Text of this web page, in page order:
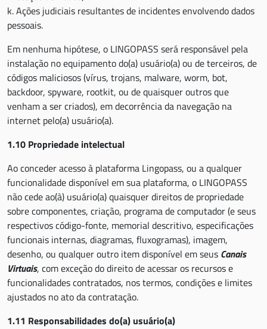
k. Ações judiciais resultantes de incidentes envolvendo dados
pessoais.
Em nenhuma hipótese, o LINGOPASS será responsável pela
instalação no equipamento do(a) usuário(a) ou de terceiros, de
códigos maliciosos (vírus, trojans, malware, worm, bot,
backdoor, spyware, rootkit, ou de quaisquer outros que
venham a ser criados), em decorrência da navegação na
internet pelo(a) usuário(a).
1.10 Propriedade intelectual
Ao conceder acesso à plataforma Lingopass, ou a qualquer
funcionalidade disponível em sua plataforma, o LINGOPASS
não cede ao(à) usuário(a) quaisquer direitos de propriedade
sobre componentes, criação, programa de computador (e seus
respectivos código-fonte, memorial descritivo, especificações
funcionais internas, diagramas, fluxogramas), imagem,
desenho, ou qualquer outro item disponível em seus Canais
Virtuais, com exceção do direito de acessar os recursos e
funcionalidades contratados, nos termos, condições e limites
ajustados no ato da contratação.
1.11 Responsabilidades do(a) usuário(a)